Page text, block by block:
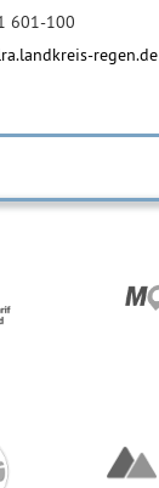
601-100
regen.de